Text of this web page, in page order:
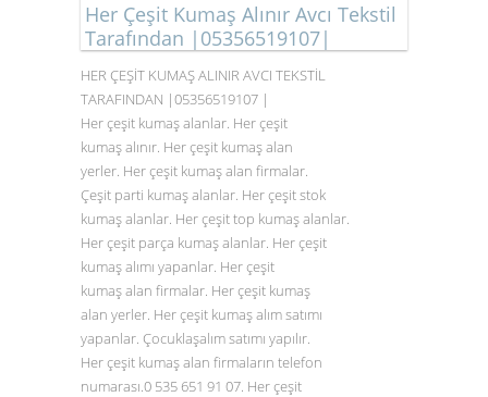
Her Çeşit Kumaş Alınır Avcı Tekstil
Tarafından |05356519107|
HER ÇEŞİT KUMAŞ ALINIR AVCI TEKSTİL
TARAFINDAN |05356519107 |
Her çeşit kumaş alanlar. Her çeşit
kumaş alınır. Her çeşit kumaş alan
yerler. Her çeşit kumaş alan firmalar.
Çeşit parti kumaş alanlar. Her çeşit stok
kumaş alanlar. Her çeşit top kumaş alanlar.
Her çeşit parça kumaş alanlar. Her çeşit
kumaş alımı yapanlar. Her çeşit
kumaş alan firmalar. Her çeşit kumaş
alan yerler. Her çeşit kumaş alım satımı
yapanlar. Çocuklaşalım satımı yapılır.
Her çeşit kumaş alan firmaların telefon
numarası.0 535 651 91 07. Her çeşit